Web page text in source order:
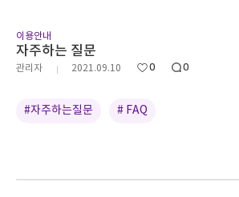
이용안내
자주하는 질문
관리자 2021.09.10 0 0
#자주하는질문 # FAQ